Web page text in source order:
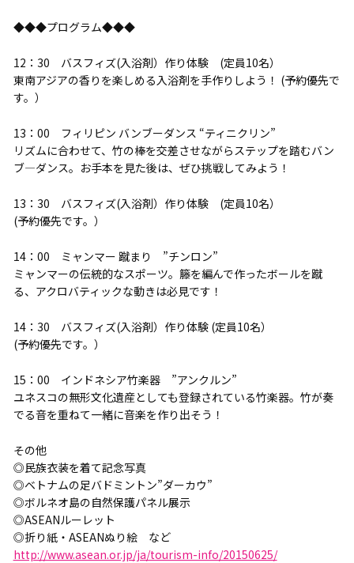
◆◆◆プログラム◆◆◆
12：30 バスフィズ(入浴剤）作り体験 (定員10名）
東南アジアの香りを楽しめる入浴剤を手作りしよう！ (予約優先で
す。）
13：00 フィリピン バンブーダンス “ティニクリン”
リズムに合わせて、竹の棒を交差させながらステップを踏むバン
ブ―ダンス。お手本を見た後は、ぜひ挑戦してみよう！
13：30 バスフィズ(入浴剤）作り体験 (定員10名）
(予約優先です。）
14：00 ミャンマー 蹴まり ”チンロン”
ミャンマーの伝統的なスポーツ。籐を編んで作ったボールを蹴
る、アクロバティックな動きは必見です！
14：30 バスフィズ(入浴剤）作り体験 (定員10名）
(予約優先です。）
15：00 インドネシア竹楽器 ”アンクルン”
ユネスコの無形文化遺産としても登録されている竹楽器。竹が奏
でる音を重ねて一緒に音楽を作り出そう！
その他
◎民族衣装を着て記念写真
◎ベトナムの足バドミントン”ダーカウ”
◎ボルネオ島の自然保護パネル展示
◎ASEANルーレット
◎折り紙・ASEANぬり絵 など
http://www.asean.or.jp/ja/tourism-info/20150625/